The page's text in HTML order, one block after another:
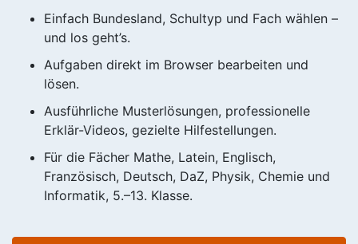
Einfach Bundesland, Schultyp und Fach wählen –
und los geht’s.
Aufgaben direkt im Browser bearbeiten und
lösen.
Ausführliche Musterlösungen, professionelle
Erklär-Videos, gezielte Hilfestellungen.
Für die Fächer Mathe, Latein, Englisch,
Französisch, Deutsch, DaZ, Physik, Chemie und
Informatik, 5.–13. Klasse.